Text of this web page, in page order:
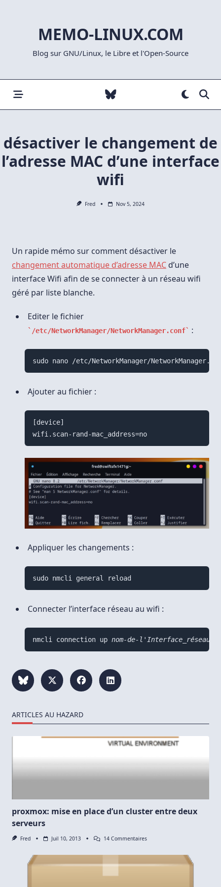
MEMO-LINUX.COM
Blog sur GNU/Linux, le Libre et l'Open-Source
désactiver le changement de
l’adresse MAC d’une interface
wifi
Fred Nov 5, 2024
Un rapide mémo sur comment désactiver le
changement automatique d’adresse MAC d’une
interface Wifi afin de se connecter à un réseau wifi
géré par liste blanche.
Editer le fichier
/etc/NetworkManager/NetworkManager.conf :
sudo nano /etc/NetworkManager/
Ajouter au fichier :
[device]
wifi.scan-rand-mac_address=no
Appliquer les changements :
sudo nmcli general reload
Connecter l’interface réseau au wifi :
nmcli connection up nom-de-l'Interface_réseau
ARTICLES AU HAZARD
proxmox: mise en place d’un cluster entre deux
serveurs
Fred Juil 10, 2013 14 CommentairesSur
Place